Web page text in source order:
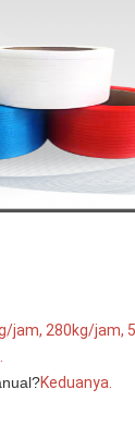
jam, 280kg/jam,
Keduanya.